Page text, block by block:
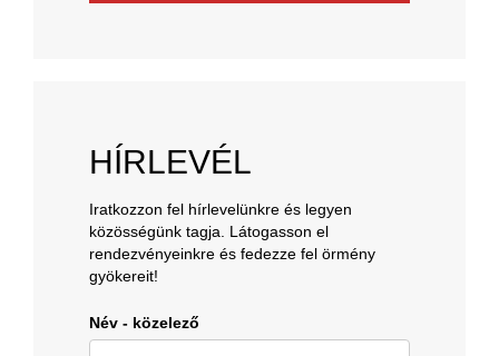
HÍRLEVÉL
Iratkozzon fel hírlevelünkre és legyen
közösségünk tagja. Látogasson el
rendezvényeinkre és fedezze fel örmény
gyökereit!
Név - közelező